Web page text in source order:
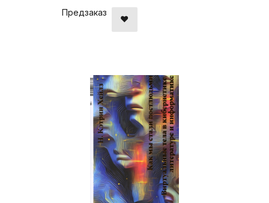
Предзаказ